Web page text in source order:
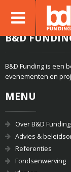
B&D
B&D Funding is een
evenementen en
MENU
Over B&D Funding
Advies &
Referenties
Fondsenwerving